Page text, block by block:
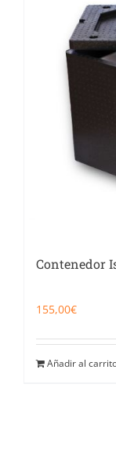
Food Service y
91 629 17 10
Contenedor
155,00€
Añadir al